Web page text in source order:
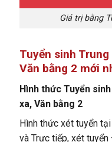
Giá trị bằng
Tuyển sinh
Văn bằng 2 mới
Hình thức Tuyển
xa, Văn bằng 2
Hình thức xét tuyển tại
và Trực tiếp, xét